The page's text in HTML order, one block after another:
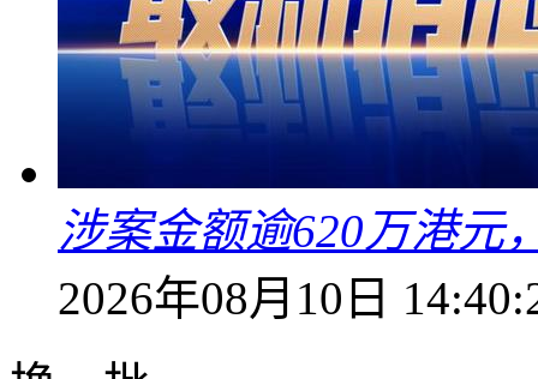
涉案金额逾620万港元
2026年08月10日